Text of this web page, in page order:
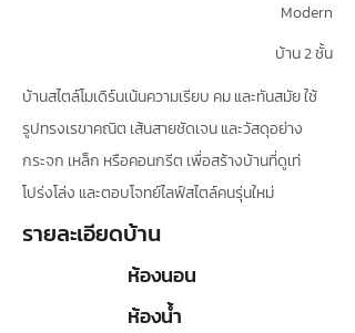
Modern
บ้าน 2 ชั้น
บ้านสไตล์โมเดิร์นเน้นความเรียบ คม และทันสมัย ใช้
รูปทรงเรขาคณิต เส้นสายชัดเจน และวัสดุอย่าง
กระจก เหล็ก หรือคอนกรีต เพื่อสร้างบ้านที่ดูเท่
โปร่งโล่ง และตอบโจทย์ไลฟ์สไตล์คนรุ่นใหม่
รายละเอียดบ้าน
ห้องนอน
ห้องน้ำ